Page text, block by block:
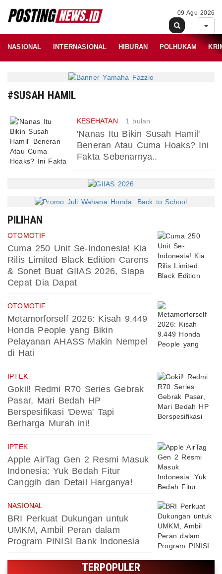
09 Agu 2026
NASIONAL INTERNASIONAL HIBURAN POLHUKAM
#SUSAH HAMIL
KESEHATAN 1 bulan
'Nanas Itu Bikin Susah Hamil'
Beneran Atau Cuma Hoaks? Ini
Fakta Sebenarnya..
PILIHAN
OTOMOTIF
Cuma 250 Unit Se-Indonesia! Kia
Rilis Limited Black Edition Carens
& Sonet Buat GIIAS 2026, Siapa
Cepat Dia Dapat
OTOMOTIF
Metamorforself 2026: Kisah 9.449
Honda People yang Bikin
Pelayanan AHASS Makin Nempel
di Hati
IPTEK
Gokil! Redmi R70 Series Gebrak
Pasar, Mari Bedah HP
Berspesifikasi 'Dewa' Tapi
Berharga Murah ini!
IPTEK
Apple AirTag Gen 2 Resmi Masuk
Indonesia: Yuk Bedah Fitur
Canggih dan Detail Harganya!
NASIONAL
BRI Perkuat Dukungan untuk
UMKM, Ambil Peran dalam
Program PINISI Bank Indonesia
TERPOPULER